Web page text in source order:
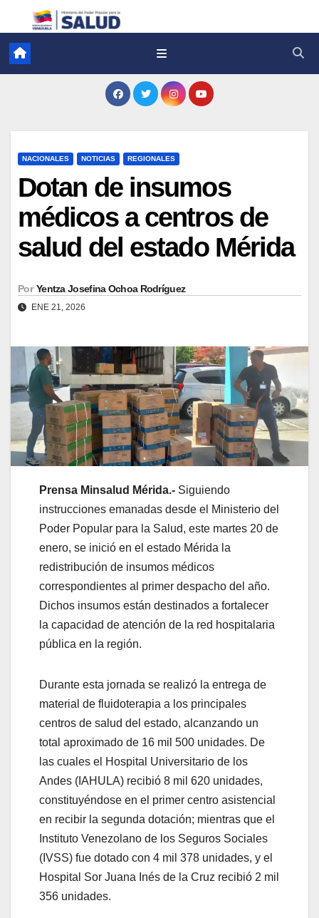
NACIONALES NOTICIAS REGIONALES
Dotan de insumos
médicos a centros de
salud del estado Mérida
Por Yentza Josefina Ochoa Rodríguez
ENE 21, 2026
Prensa Minsalud Mérida.- Siguiendo
instrucciones emanadas desde el Ministerio del
Poder Popular para la Salud, este martes 20 de
enero, se inició en el estado Mérida la
redistribución de insumos médicos
correspondientes al primer despacho del año.
Dichos insumos están destinados a fortalecer
la capacidad de atención de la red hospitalaria
pública en la región.
Durante esta jornada se realizó la entrega de
material de fluidoterapia a los principales
centros de salud del estado, alcanzando un
total aproximado de 16 mil 500 unidades. De
las cuales el Hospital Universitario de los
Andes (IAHULA) recibió 8 mil 620 unidades,
constituyéndose en el primer centro asistencial
en recibir la segunda dotación; mientras que el
Instituto Venezolano de los Seguros Sociales
(IVSS) fue dotado con 4 mil 378 unidades, y el
Hospital Sor Juana Inés de la Cruz recibió 2 mil
356 unidades.